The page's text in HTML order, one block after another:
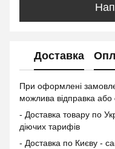
Доставка
При оформлені
можлива відправка
- Доставка товару по
діючих тарифів
- Доставка по Києву -